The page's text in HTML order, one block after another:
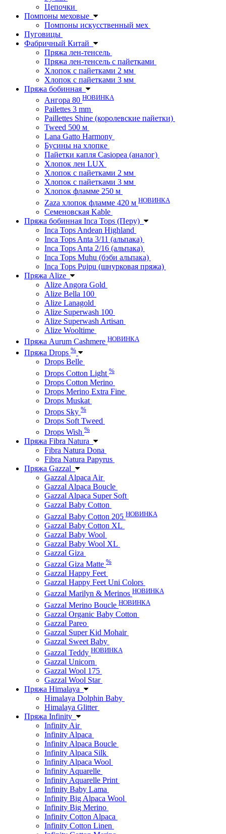
Цепочки
Помпоны меховые
Помпоны искусственный мех
Пуговицы
Фабричный Китай
Пряжа лен-тенсель
Пряжа лен-тенсель с пайетками
Хлопок с пайетками 2 мм
Хлопок с пайетками 3 мм
Пряжа бобинная
Ангора 80 НОВИНКА
Pailettes 3 mm
Paillettes Shine (королевские пайетки)
Tweed 500 м
Lana Gatto Harmony
Бусины на хлопке
Пайетки капля Casiopea (аналог)
Хлопок лен LUX
Хлопок с пайетками 2 мм
Хлопок с пайетками 3 мм
Хлопок фламме 250 м
Zaza хлопок фламме 420 м НОВИНКА
Семеновская Kable
Пряжа бобинная Inca Tops (Перу)
Inca Tops Andean Highland
Inca Tops Anta 3/11 (альпака)
Inca Tops Anta 2/16 (альпака)
Inca Tops Muhu (бэби альпака)
Inca Tops Pujpu (шнурковая пряжа)
Пряжа Alize
Alize Angora Gold
Alize Bella 100
Alize Lanagold
Alize Superwash 100
Alize Superwash Artisan
Alize Wooltime
Пряжа Aurum Cashmere НОВИНКА
Пряжа Drops %
Drops Belle
Drops Cotton Light %
Drops Cotton Merino
Drops Merino Extra Fine
Drops Muskat
Drops Sky %
Drops Soft Tweed
Drops Wish %
Пряжа Fibra Natura
Fibra Natura Dona
Fibra Natura Papyrus
Пряжа Gazzal
Gazzal Alpaca Air
Gazzal Alpaca Boucle
Gazzal Alpaca Super Soft
Gazzal Baby Cotton
Gazzal Baby Cotton 205 НОВИНКА
Gazzal Baby Cotton XL
Gazzal Baby Wool
Gazzal Baby Wool XL
Gazzal Giza
Gazzal Giza Matte %
Gazzal Happy Feet
Gazzal Happy Feet Uni Colors
Gazzal Marilyn & Merinos НОВИНКА
Gazzal Merino Boucle НОВИНКА
Gazzal Organic Baby Cotton
Gazzal Pareo
Gazzal Super Kid Mohair
Gazzal Sweet Baby
Gazzal Teddy НОВИНКА
Gazzal Unicorn
Gazzal Wool 175
Gazzal Wool Star
Пряжа Himalaya
Himalaya Dolphin Baby
Himalaya Glitter
Пряжа Infinity
Infinity Air
Infinity Alpaca
Infinity Alpaca Boucle
Infinity Alpaca Silk
Infinity Alpaca Wool
Infinity Aquarelle
Infinity Aquarelle Print
Infinity Baby Lama
Infinity Big Alpaca Wool
Infinity Big Merino
Infinity Cotton Alpaca
Infinity Cotton Linen